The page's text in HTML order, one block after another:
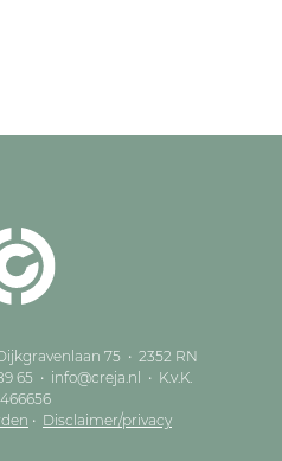
75 • 2352 RN
65 • info@creja.nl • K.v.K.
• Disclaimer/privacy